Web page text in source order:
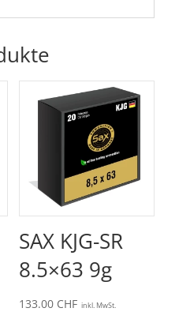
SAX KJG-SR
8.5×63 9g
133.00 CHF inkl. MwSt.